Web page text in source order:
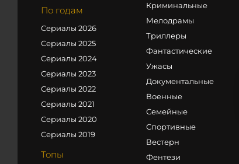
По годам
Сериалы 2026
Сериалы 2025
Сериалы 2024
Сериалы 2023
Сериалы 2022
Сериалы 2021
Сериалы 2020
Сериалы 2019
Топы
Криминальные
Мелодрамы
Триллеры
Фантастические
Ужасы
Документальные
Военные
Семейные
Спортивные
Вестерн
Фентези